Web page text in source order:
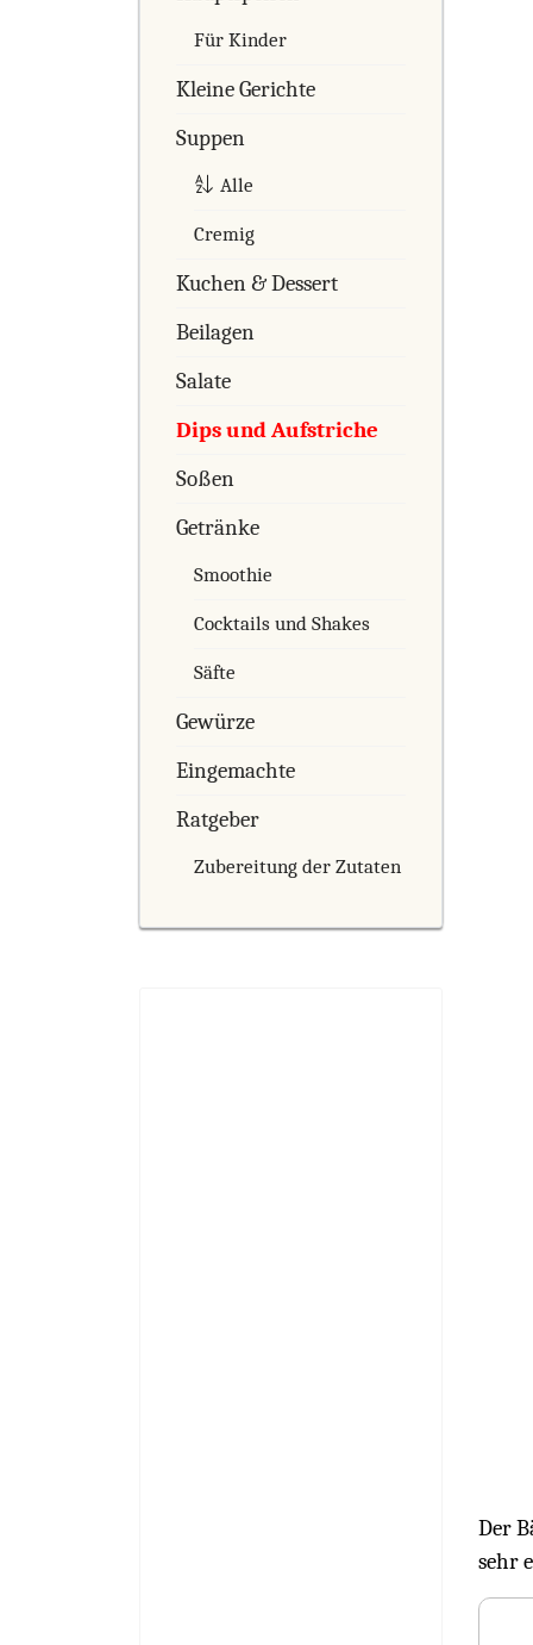
Für Kinder
Kleine Gerichte
Suppen
Alle
Cremig
Kuchen & Dessert
Beilagen
Salate
Dips und Aufstriche
Soßen
Getränke
Smoothie
Cocktails und Shakes
Säfte
Gewürze
Eingemachte
Ratgeber
Zubereitung der Zutaten
Der
sehr